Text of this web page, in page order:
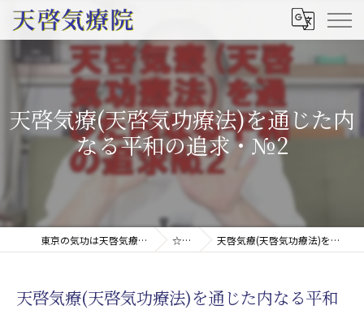
天啓気療(天啓気功療法)を通じた内
なる平和の追求・№2
東京の気功は天啓気療院(天啓気功療法治療院) ☆ブログ 天啓気療(天啓気功療法)を通じた内なる平和の追求・№2
天啓気療(天啓気功療法)を通じた内なる平和